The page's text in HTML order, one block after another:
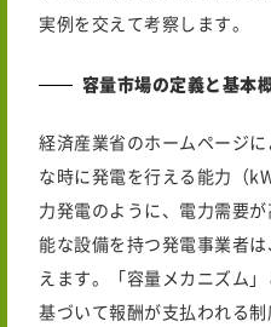
実例を交えて考察します。
容量市場の定義と基本
経済産業省のホームページ
な時に発電を行える能力（
力発電のように、電力需要
能な設備を持つ発電事業者
えます。「容量メカニズム
基づいて報酬が支払われる